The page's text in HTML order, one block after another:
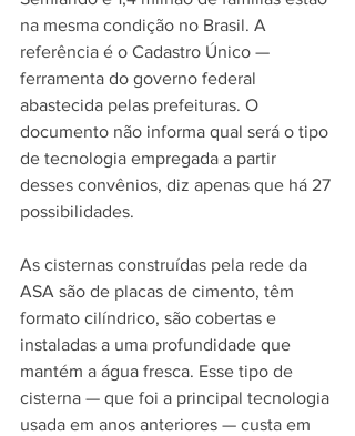
na mesma condição no Brasil. A
referência é o Cadastro Único —
ferramenta do governo federal
abastecida pelas prefeituras. O
documento não informa qual será o tipo
de tecnologia empregada a partir
desses convênios, diz apenas que há 27
possibilidades.
As cisternas construídas pela rede da
ASA são de placas de cimento, têm
formato cilíndrico, são cobertas e
instaladas a uma profundidade que
mantém a água fresca. Esse tipo de
cisterna — que foi a principal tecnologia
usada em anos anteriores — custa em